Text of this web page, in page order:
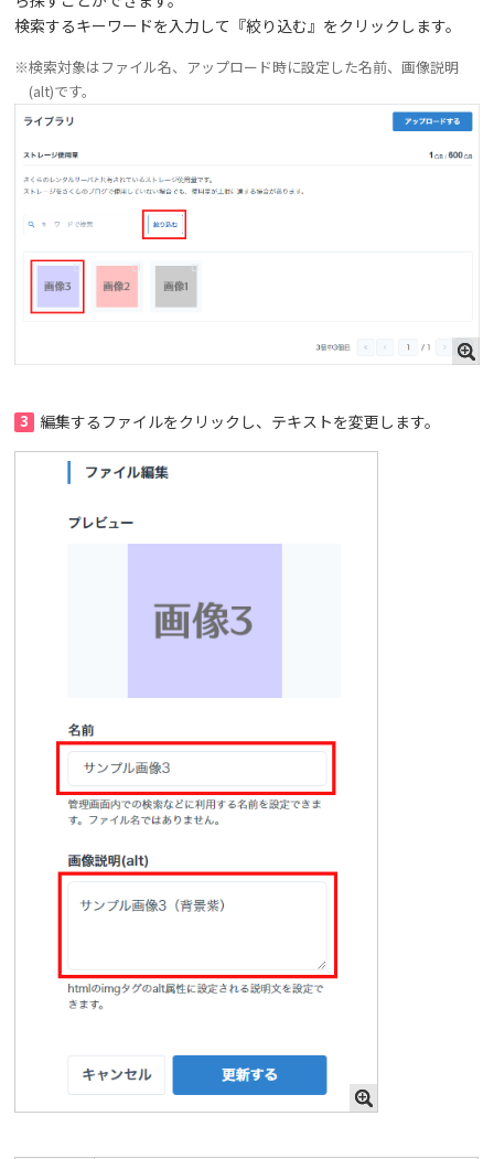
検索するキーワードを入力して『絞り込む』をクリックします。
※検索対象はファイル名、アップロード時に設定した名前、画像説明
(alt)です。
3 編集するファイルをクリックし、テキストを変更します。